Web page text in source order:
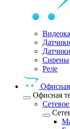
Сирены
Реле
Офисная